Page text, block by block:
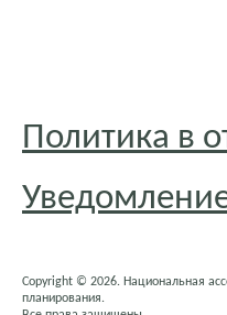
Политика в
Copyright © 2026. Национальная
планирования.